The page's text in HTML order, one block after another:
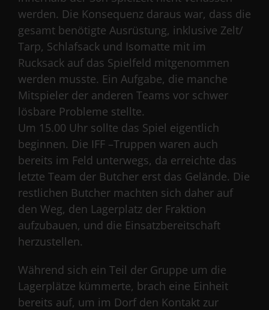
werden. Die Konsequenz daraus war, dass die
gesamt benötigte Ausrüstung, inklusive Zelt/
Tarp, Schlafsack und Isomatte mit im
Rucksack auf das Spielfeld mitgenommen
werden musste. Ein Aufgabe, die manche
Mitspieler der anderen Teams vor schwer
lösbare Probleme stellte.
Um 15.00 Uhr sollte das Spiel eigentlich
beginnen. Die IFF –Truppen waren auch
bereits im Feld unterwegs, da erreichte das
letzte Team der Butcher erst das Gelände. Die
restlichen Butcher machten sich daher auf
den Weg, den Lagerplatz der Fraktion
aufzubauen, und die Einsatzbereitschaft
herzustellen.
Während sich ein Teil der Gruppe um die
Lagerplätze kümmerte, brach eine Einheit
bereits auf, um im Dorf den Kontakt zur